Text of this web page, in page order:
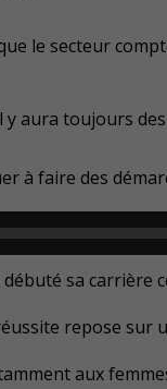
le secteur
aura toujours
à faire des
sa carrière
repose sur
aux